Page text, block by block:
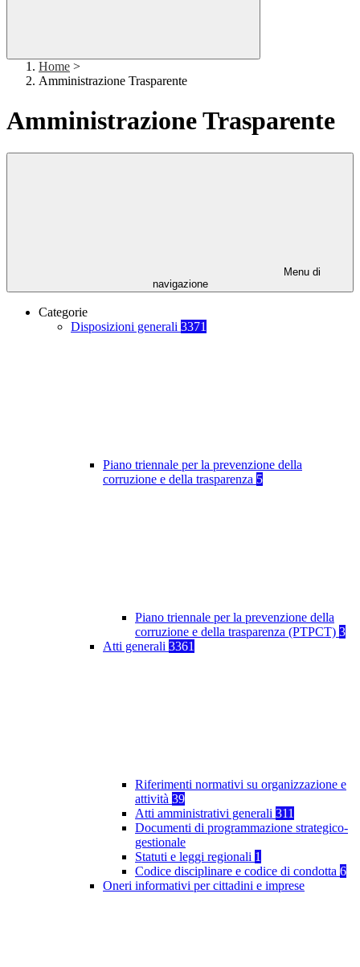
Home >
Amministrazione Trasparente
Amministrazione Trasparente
Menu di
navigazione
Categorie
Disposizioni generali 3371
Piano triennale per la prevenzione della
corruzione e della trasparenza 5
Piano triennale per la prevenzione della
corruzione e della trasparenza (PTPCT) 3
Atti generali 3361
Riferimenti normativi su organizzazione e
attività 39
Atti amministrativi generali 311
Documenti di programmazione strategico-
gestionale
Statuti e leggi regionali 1
Codice disciplinare e codice di condotta 6
Oneri informativi per cittadini e imprese